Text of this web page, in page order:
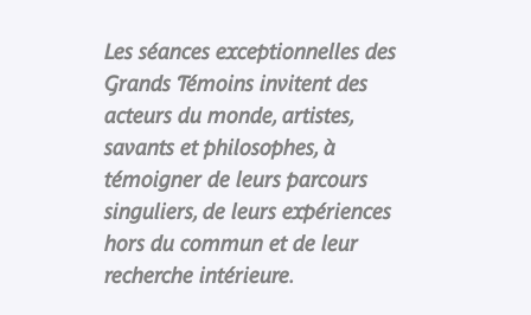
Les séances exceptionnelles des
Grands Témoins invitent des
acteurs du monde, artistes,
savants et philosophes, à
témoigner de leurs parcours
singuliers, de leurs expériences
hors du commun et de leur
recherche intérieure.